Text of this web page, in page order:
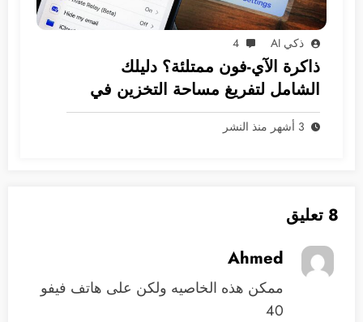
ذكي AI 4
ذاكرة الآي-فون ممتلئة؟ دليلك
الشامل لتفريغ مساحة التخزين في
نظام iOS
3 أشهر منذ النشر
8 تعليق
Ahmed
ممكن هذه الخاصيه ولكن على هاتف فيفو
40